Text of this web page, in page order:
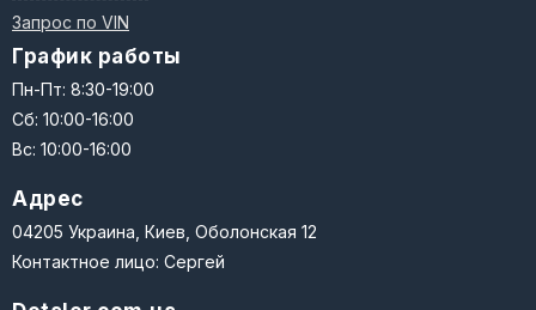
Запрос по VIN
График работы
Пн-Пт: 8:30-19:00
Сб: 10:00-16:00
Вс: 10:00-16:00
Адрес
04205 Украина, Киев, Оболонская 12
Контактное лицо: Сергей